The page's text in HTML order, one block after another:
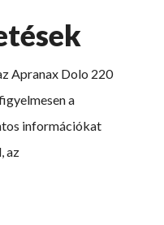
Apranax Dolo 220
a
információkat
az